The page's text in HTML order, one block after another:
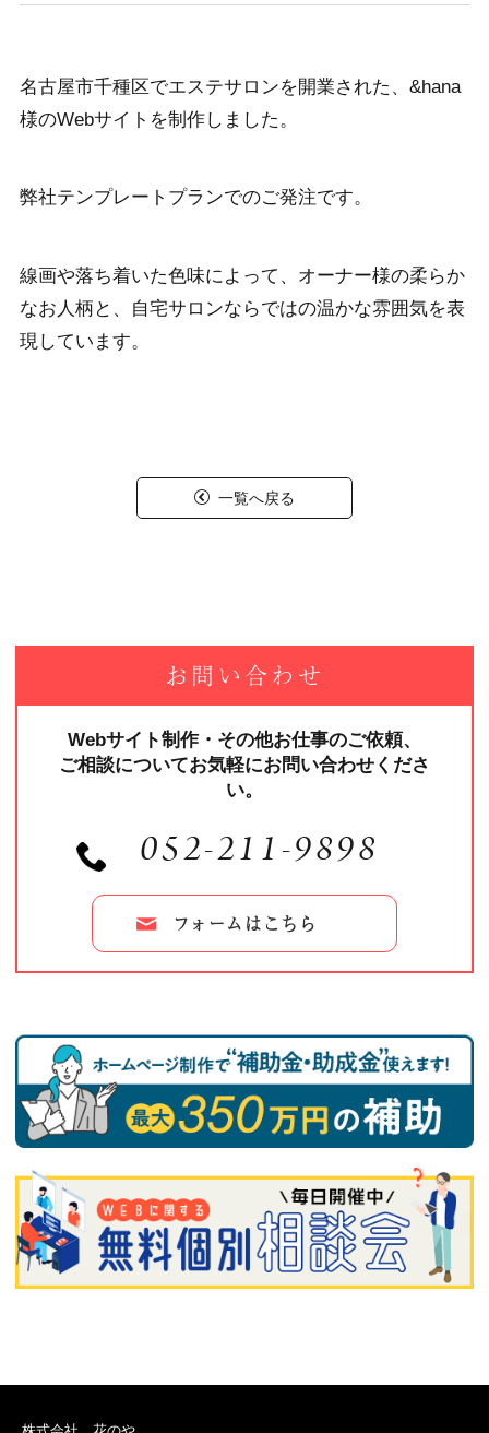
名古屋市千種区でエステサロンを開業された、&hana
様のWebサイトを制作しました。
弊社テンプレートプランでのご発注です。
線画や落ち着いた色味によって、オーナー様の柔らか
なお人柄と、自宅サロンならではの温かな雰囲気を表
現しています。
一覧へ戻る
お問い合わせ
Webサイト制作・その他お仕事のご依頼、
ご相談についてお気軽にお問い合わせくださ
い。
052-211-9898
フォームはこちら